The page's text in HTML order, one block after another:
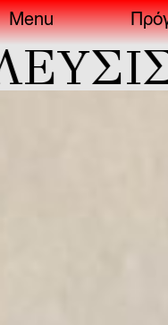
Menu